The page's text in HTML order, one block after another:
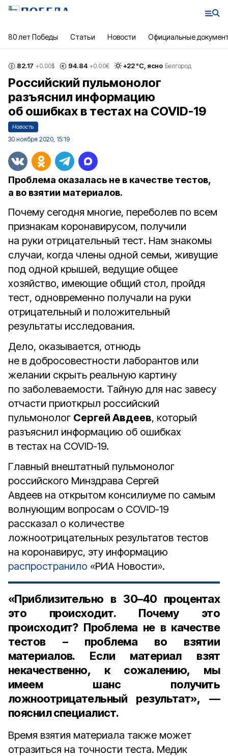
80 лет Победы Статьи Новости Официальные
82.17 +0.00$ 94.84 +0.00€ +22°С, ясно Белгород
Российский пульмонолог
разъяснил информацию
об ошибках в тестах на COVID-19
Новость
30 ноября 2020, 15:19
Проблема оказалась не в качестве тестов,
а во взятии материалов.
Почему сегодня многие, переболев по всем
признакам коронавирусом, получили
на руки отрицательный тест. Нам знакомы
случаи, когда члены одной семьи, живущие
под одной крышей, ведущие общее
хозяйство, имеющие общий стол, пройдя
тест, одновременно получали на руки
отрицательный и положительный
результаты исследования.
Дело, оказывается, отнюдь
не в добросовестности лаборантов или
желании скрыть реальную картину
по заболеваемости. Тайную для нас завесу
отчасти приоткрыл российский
пульмонолог Сергей Авдеев, который
разъяснил информацию об ошибках
в тестах на COVID-19.
Главный внештатный пульмонолог
российского Минздрава Сергей
Авдеев на открытом консилиуме по самым
волнующим вопросам о COVID-19
рассказал о количестве
ложноотрицательных результатов тестов
на коронавирус, эту информацию
распространило «РИА Новости».
«Приблизительно в 30–40 процентах
это происходит. Почему это
происходит? Проблема не в качестве
тестов – проблема во взятии
материалов. Если материал взят
некачественно, к сожалению, мы
имеем шанс получить
ложноотрицательный результат», —
пояснил специалист.
Время взятия материала также может
отразиться на точности теста. Медик